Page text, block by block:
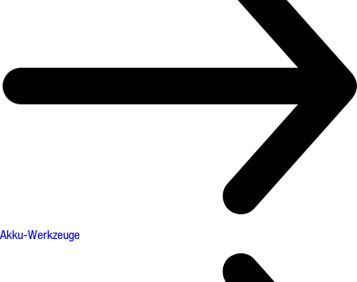
Akku-Werkzeuge